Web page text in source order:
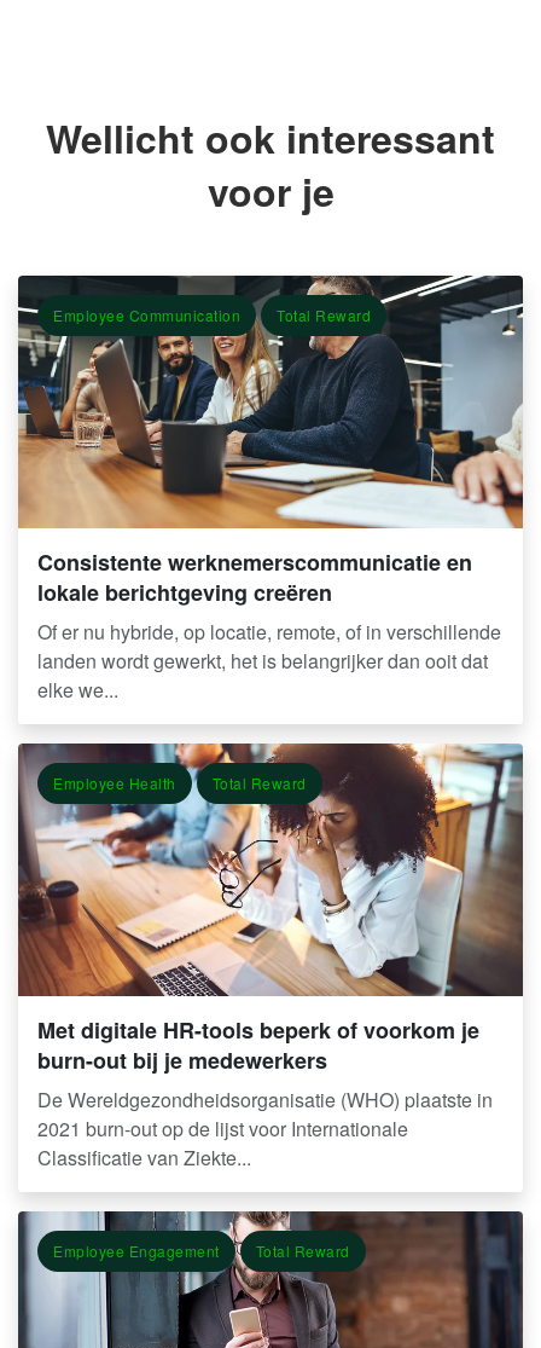
Wellicht ook interessant
voor je
Employee Communication Total Reward
Consistente werknemerscommunicatie en
lokale berichtgeving creëren
Of er nu hybride, op locatie, remote, of in verschillende
landen wordt gewerkt, het is belangrijker dan ooit dat
elke we...
Employee Health Total Reward
Met digitale HR-tools beperk of voorkom je
burn-out bij je medewerkers
De Wereldgezondheidsorganisatie (WHO) plaatste in
2021 burn-out op de lijst voor Internationale
Classificatie van Ziekte...
Employee Engagement Total Reward